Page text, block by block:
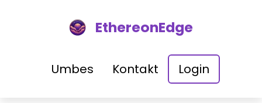
EthereonEdge
Umbes Kontakt Login